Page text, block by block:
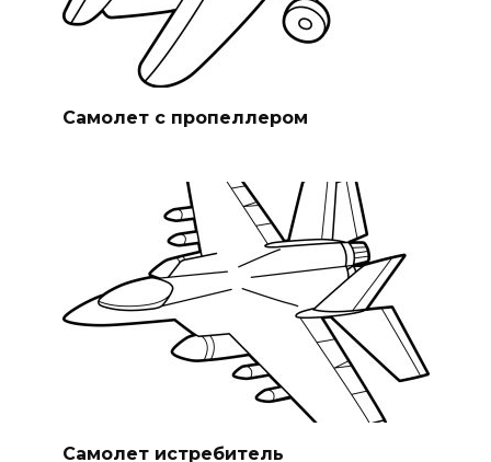
Самолет с пропеллером
Самолет истребитель